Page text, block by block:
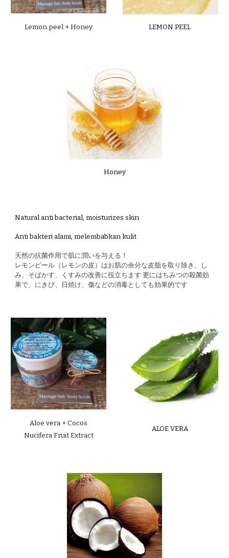
Lemon peel +Honey LEMON PEEL
Honey
Natural anti bacterial, moisturizes skin
Anti bakteri alami, melembabkan kulit
天然の抗菌作用で肌に潤いを与える！
レモンピール（レモンの皮）はお肌の余分な皮脂を取り除き、し
み、そばかす、くすみの改善に役立ちます 更にはちみつの殺菌効
果で、にきび、日焼け、傷などの消毒としても効果的です
Aloe vera +Cocos
Nucifera Fruit Extract
ALOE VERA